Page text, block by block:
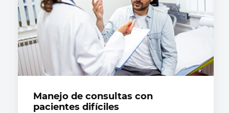
Manejo de consultas con
pacientes difíciles